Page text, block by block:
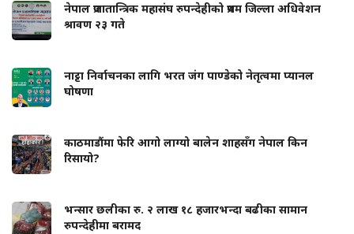
नेपाल प्रजातान्त्रिक महासंघ रुपन्देहीको प्रथम जिल्ला अधिवेशन
श्रावण २३ गते
नाट्टा निर्वाचनका लागि भरत जंग पाण्डेको नेतृत्वमा प्यानल
घोषणा
काठमाडौंमा फेरि आगो लाग्यो बालेन शाहसँग नेपाल किन
रिसायो?
भन्सार छलीका रु. २ लाख १८ हजारभन्दा बढीका सामान
रुपन्देहीमा बरामद